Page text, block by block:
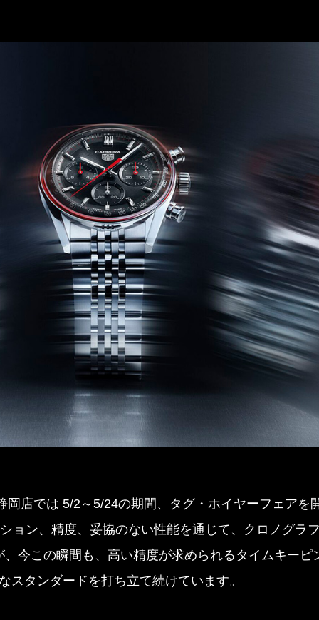
店では 5/2～5/24の期間、タグ・ホイヤーフェアを
ョン、精度、妥協のない性能を通じて、クロノグラ
今この瞬間も、高い精度が求められるタイムキーピ
スタンダードを打ち立て続けています。